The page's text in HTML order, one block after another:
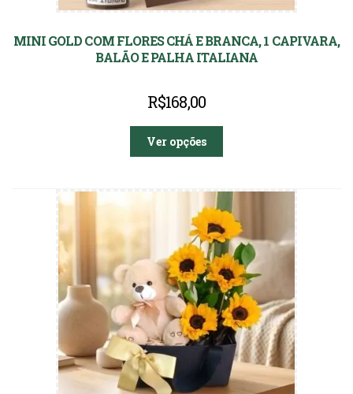
MINI GOLD COM FLORES CHÁ E BRANCA, 1 CAPIVARA,
BALÃO E PALHA ITALIANA
R$168,00
Ver opções